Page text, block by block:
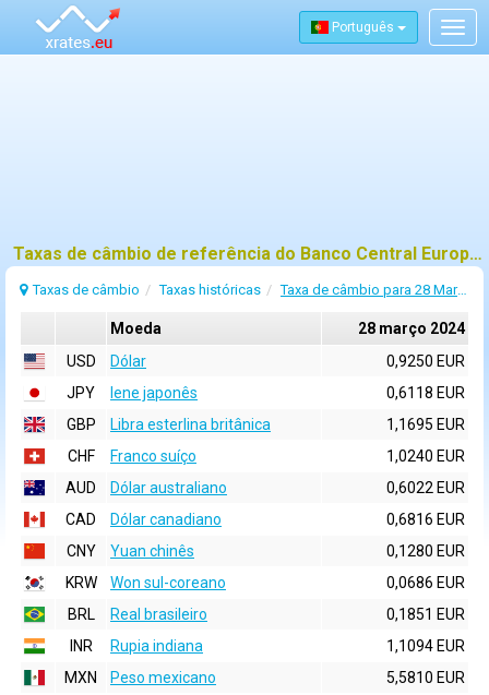
Português
Taxas de câmbio de referência do Banco Central Europeu (BCE) para 28 março 2024
Taxas de câmbio Taxas históricas Taxa de câmbio para 28 Março 2024
Moeda
28 março 2024
USD
Dólar
0,9250 EUR
JPY
Iene japonês
0,6118 EUR
GBP
Libra esterlina britânica
1,1695 EUR
CHF
Franco suíço
1,0240 EUR
AUD
Dólar australiano
0,6022 EUR
CAD
Dólar canadiano
0,6816 EUR
CNY
Yuan chinês
0,1280 EUR
KRW
Won sul-coreano
0,0686 EUR
BRL
Real brasileiro
0,1851 EUR
INR
Rupia indiana
1,1094 EUR
MXN
Peso mexicano
5,5810 EUR